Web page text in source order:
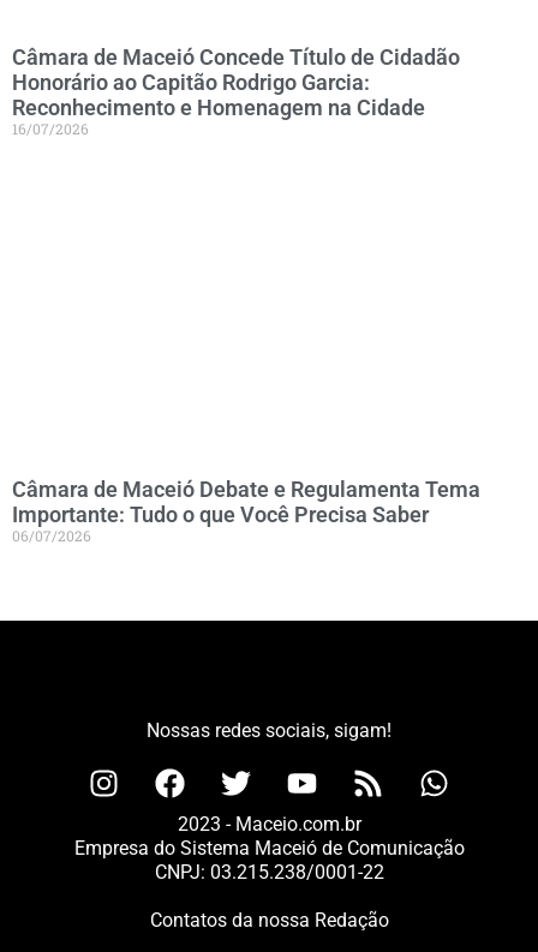
Câmara de Maceió Concede Título de Cidadão
Honorário ao Capitão Rodrigo Garcia:
Reconhecimento e Homenagem na Cidade
16/07/2026
Câmara de Maceió Debate e Regulamenta Tema
Importante: Tudo o que Você Precisa Saber
06/07/2026
Nossas redes sociais, sigam!
2023 - Maceio.com.br
Empresa do Sistema Maceió de Comunicação
CNPJ: 03.215.238/0001-22
Contatos da nossa Redação